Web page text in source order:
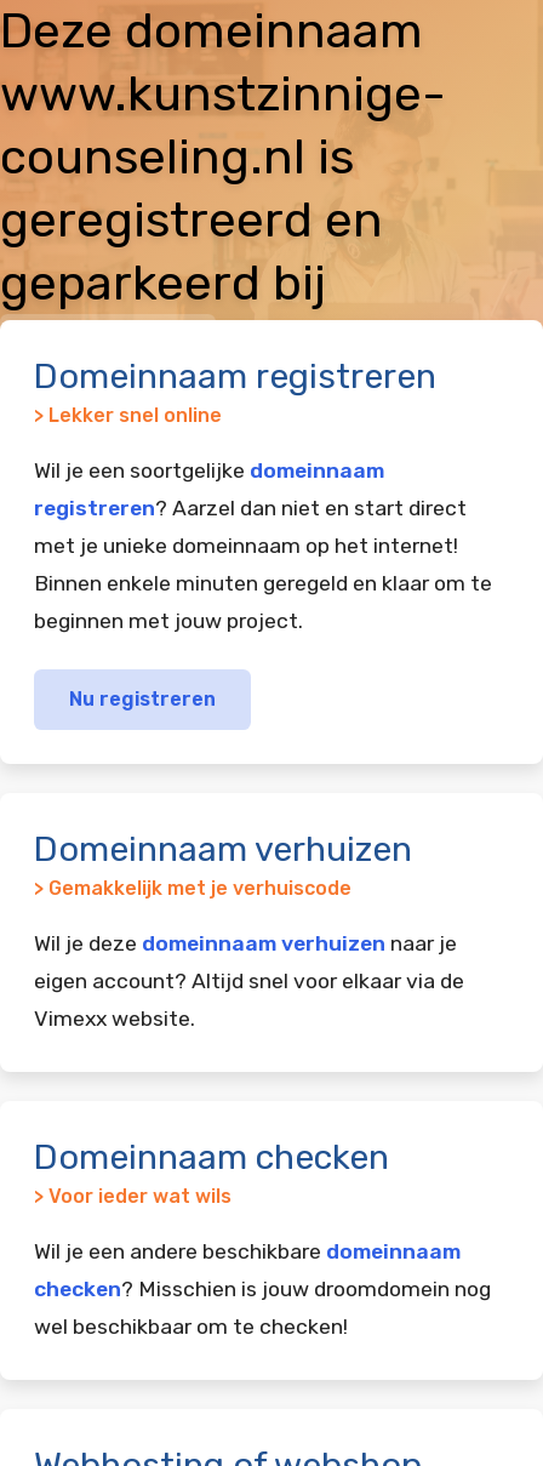
Deze domeinnaam
www.kunstzinnige-
counseling.nl is
geregistreerd en
geparkeerd bij
Domeinnaam registreren
> Lekker snel online
Wil je een soortgelijke domeinnaam
registreren? Aarzel dan niet en start direct
met je unieke domeinnaam op het internet!
Binnen enkele minuten geregeld en klaar om te
beginnen met jouw project.
Nu registreren
Domeinnaam verhuizen
> Gemakkelijk met je verhuiscode
Wil je deze domeinnaam verhuizen naar je
eigen account? Altijd snel voor elkaar via de
Vimexx website.
Domeinnaam checken
> Voor ieder wat wils
Wil je een andere beschikbare domeinnaam
checken? Misschien is jouw droomdomein nog
wel beschikbaar om te checken!